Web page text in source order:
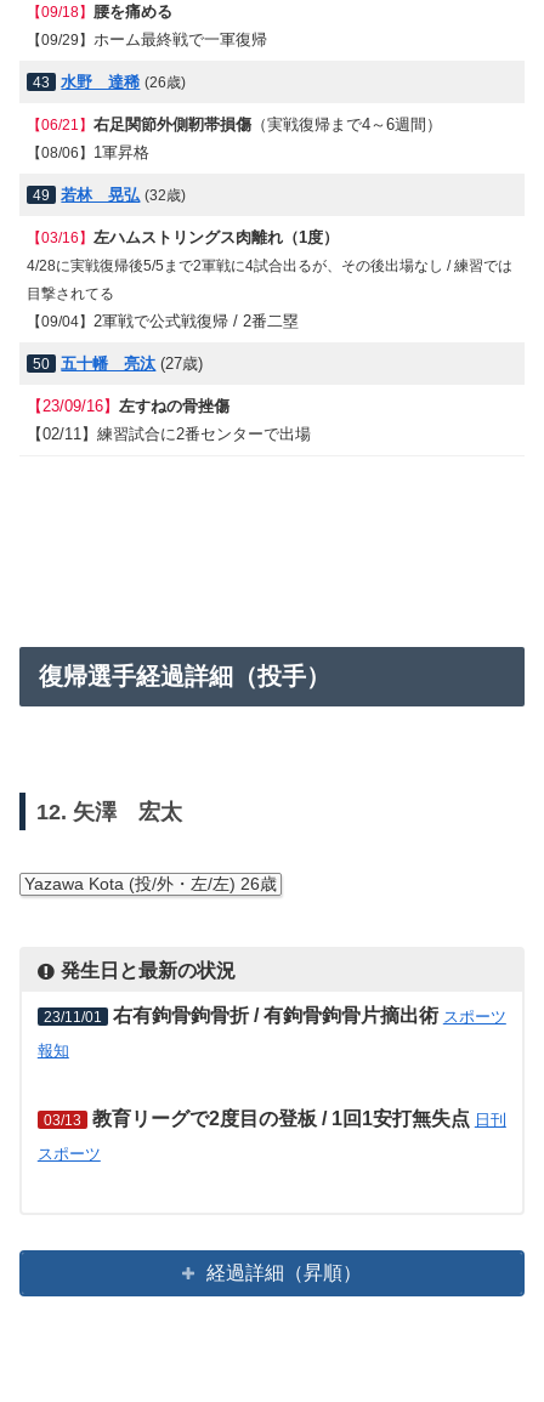
【09/18】 腰を痛める
【09/29】 ホーム最終戦で一軍復帰
43 水野 達稀 (26歳)
【06/21】右足関節外側靭帯損傷 （実戦復帰まで4～6週間）
【08/06】 1軍昇格
49 若林 晃弘 (32歳)
【03/16】左ハムストリングス肉離れ（1度）
4/28に実戦復帰後5/5まで2軍戦に4試合出るが、その後出場なし / 練習では
目撃されてる
【09/04】 2軍戦で公式戦復帰 / 2番二塁
50 五十幡 亮汰 (27歳)
【23/09/16】左すねの骨挫傷
【02/11】練習試合に2番センターで出場
復帰選手経過詳細（投手）
12. 矢澤 宏太
Yazawa Kota (投/外・左/左) 26歳
発生日と最新の状況
23/11/01 右有鉤骨鉤骨折 / 有鉤骨鉤骨片摘出術 スポーツ
報知
03/13 教育リーグで2度目の登板 / 1回1安打無失点 日刊
スポーツ
経過詳細（昇順）